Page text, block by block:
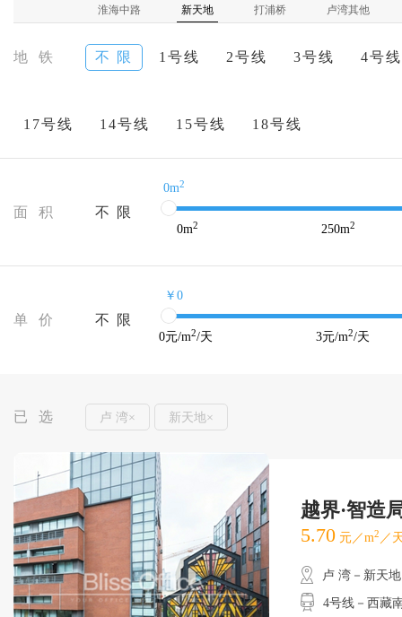
淮海中路 新天地 打浦桥 卢湾其他
地 铁 不 限 1号线 2号线 3号线 4号线
17号线 14号线 15号线 18号线
面 积 不 限
0m2
0m2 250m2
单 价 不 限
￥0
0元/m2/天 3元/m2/天
已 选 卢 湾× 新天地×
越界·智造
5.70 元／m2 ／
卢 湾－新天地
4号线－西藏南